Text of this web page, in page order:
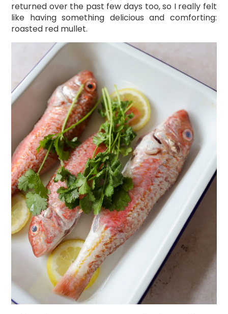
returned over the past few days too, so I really felt
like having something delicious and comforting:
roasted red mullet.